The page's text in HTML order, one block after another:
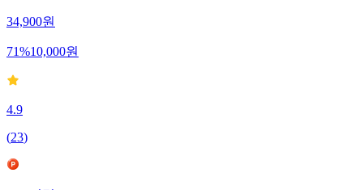
34,900원
71%10,000원
4.9
(23)